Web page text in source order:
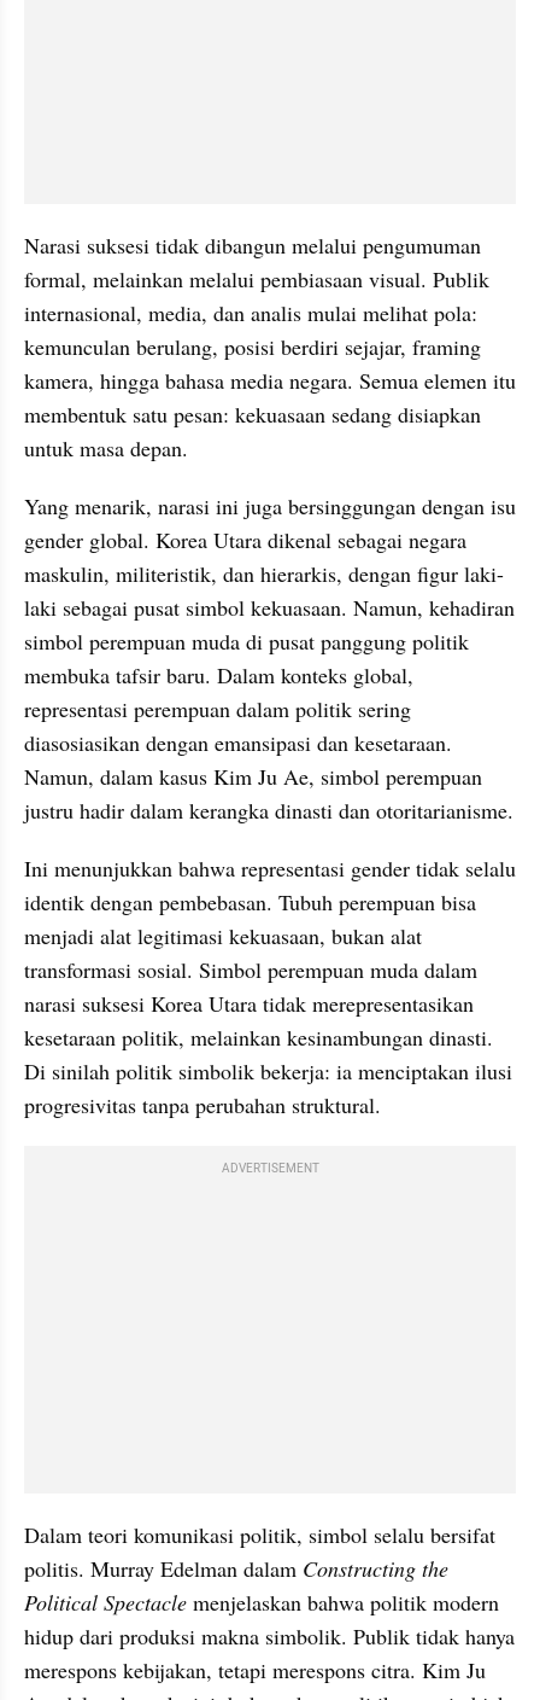
Narasi suksesi tidak dibangun melalui pengumuman
formal, melainkan melalui pembiasaan visual. Publik
internasional, media, dan analis mulai melihat pola:
kemunculan berulang, posisi berdiri sejajar, framing
kamera, hingga bahasa media negara. Semua elemen itu
membentuk satu pesan: kekuasaan sedang disiapkan
untuk masa depan.
Yang menarik, narasi ini juga bersinggungan dengan isu
gender global. Korea Utara dikenal sebagai negara
maskulin, militeristik, dan hierarkis, dengan figur laki-
laki sebagai pusat simbol kekuasaan. Namun, kehadiran
simbol perempuan muda di pusat panggung politik
membuka tafsir baru. Dalam konteks global,
representasi perempuan dalam politik sering
diasosiasikan dengan emansipasi dan kesetaraan.
Namun, dalam kasus Kim Ju Ae, simbol perempuan
justru hadir dalam kerangka dinasti dan otoritarianisme.
Ini menunjukkan bahwa representasi gender tidak selalu
identik dengan pembebasan. Tubuh perempuan bisa
menjadi alat legitimasi kekuasaan, bukan alat
transformasi sosial. Simbol perempuan muda dalam
narasi suksesi Korea Utara tidak merepresentasikan
kesetaraan politik, melainkan kesinambungan dinasti.
Di sinilah politik simbolik bekerja: ia menciptakan ilusi
progresivitas tanpa perubahan struktural.
ADVERTISEMENT
Dalam teori komunikasi politik, simbol selalu bersifat
politis. Murray Edelman dalam Constructing the
Political Spectacle menjelaskan bahwa politik modern
hidup dari produksi makna simbolik. Publik tidak hanya
merespons kebijakan, tetapi merespons citra. Kim Ju